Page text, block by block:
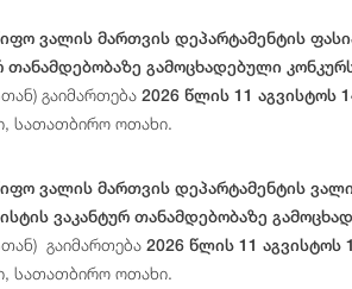
ვალის მართვის დეპარტამენტის
თანამდებობაზე გამოცხადებული
გაიმართება 2026 წლის 11 აგვისტოს
სათათბირო ოთახი.
ვალის მართვის დეპარტამენტის
ვაკანტურ თანამდებობაზე
გაიმართება 2026 წლის 11 აგვისტოს
სათათბირო ოთახი.